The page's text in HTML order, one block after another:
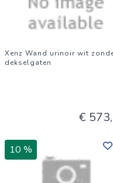
Xenz Wand urinoir wit
dekselgaten
€
10 %